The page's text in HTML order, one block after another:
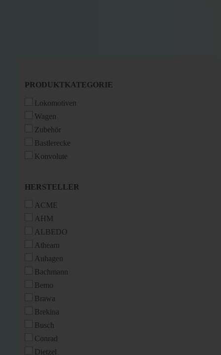
PRODUKTKATEGORIE
PRODUKTKATEGORIE
Lokomotiven
Wagen
Zubehör
Bastlerecke
Konvolute
HERSTELLER
HERSTELLER
ACME
AHM
ALBEDO
Athearn
Auhagen
Bachmann
Bemo
Brawa
Brekina
Busch
Conrad
Dietzel